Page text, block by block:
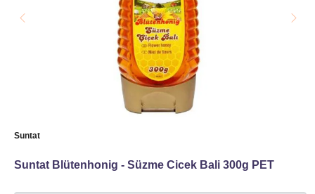
Suntat
Suntat Blütenhonig - Süzme Cicek Bali 300g PET